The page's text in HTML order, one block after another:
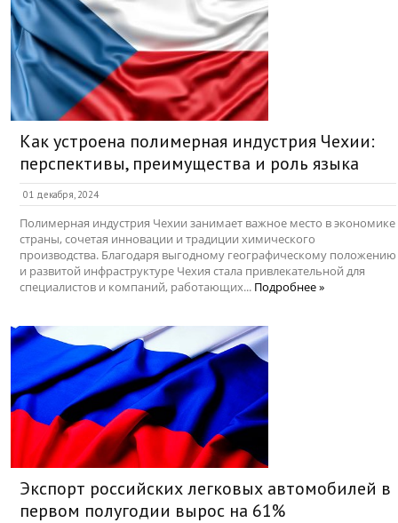
Как устроена полимерная индустрия Чехии:
перспективы, преимущества и роль языка
01 декабря, 2024
Полимерная индустрия Чехии занимает важное место в экономике
страны, сочетая инновации и традиции химического
производства. Благодаря выгодному географическому положению
и развитой инфраструктуре Чехия стала привлекательной для
специалистов и компаний, работающих... Подробнее »
Экспорт российских легковых автомобилей в
первом полугодии вырос на 61%